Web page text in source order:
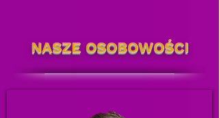
NASZE OSOBOWOŚCI